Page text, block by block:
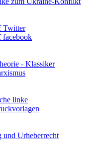
Twitter
facebook
- Klassiker
linke
und Urheberrecht